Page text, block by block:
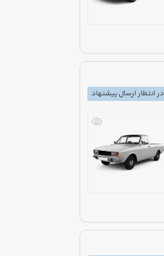
در انتظار ارسال پیشنهاد